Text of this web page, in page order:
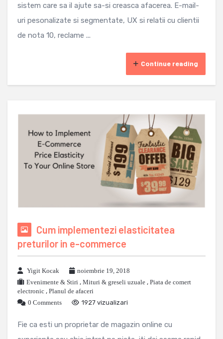
sistem care sa il ajute sa-si creasca afacerea. E-mail-
uri pesonalizate si segmentate, UX si relatii cu clientii
de nota 10, reclame ...
Continue reading
Cum implementezi elasticitatea
preturilor in e-commerce
Yigit Kocak
noiembrie 19, 2018
Evenimente & Stiri , Mituri & greseli uzuale , Piata de comert
electronic , Planul de afaceri
0 Comments
1927 vizualizari
Fie ca esti un proprietar de magazin online cu